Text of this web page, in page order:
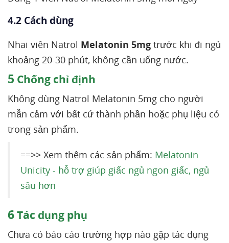
4.2 Cách dùng
Nhai viên Natrol Melatonin 5mg trước khi đi ngủ
khoảng 20-30 phút, không cần uống nước.
5 Chống chỉ định
Không dùng Natrol Melatonin 5mg cho người
mẫn cảm với bất cứ thành phần hoặc phụ liệu có
trong sản phẩm.
==>> Xem thêm các sản phẩm: Melatonin
Unicity - hỗ trợ giúp giấc ngủ ngon giấc, ngủ
sâu hơn
6Tác dụng phụ
Chưa có báo cáo trường hợp nào gặp tác dụng